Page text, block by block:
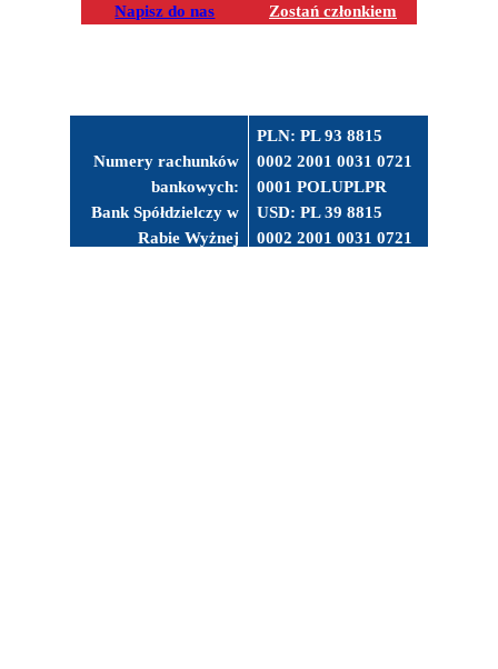
Napisz do nas Zostań członkiem
Numery rachunków
bankowych:
Bank Spółdzielczy w
Rabie Wyżnej
PLN: PL 93 8815
0002 2001 0031 0721
0001 POLUPLPR
USD: PL 39 8815
0002 2001 0031 0721